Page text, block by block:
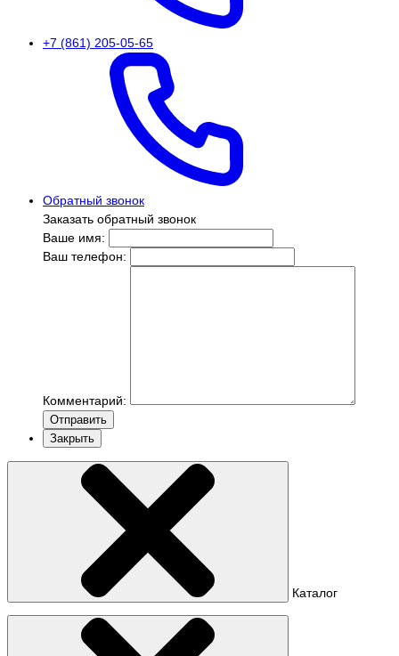
+7 (861) 205-05-65
Обратный звонок
Заказать обратный звонок
Ваше имя:
Ваш телефон:
Комментарий:
Отправить
Закрыть
Каталог